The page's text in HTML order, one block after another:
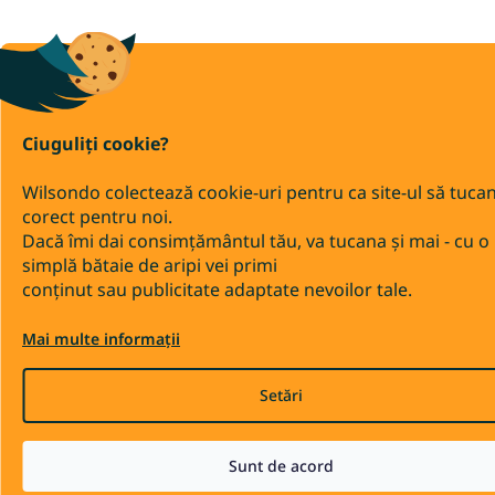
Ciuguliți cookie?
Wilsondo colectează cookie-uri pentru ca site-ul să
corect pentru noi.
Dacă îmi dai consimțământul tău, va tucana și mai - cu o
simplă bătaie de aripi vei primi
conținut sau publicitate adaptate nevoilor tale.
Mai multe informații
Setări
Sunt de acord